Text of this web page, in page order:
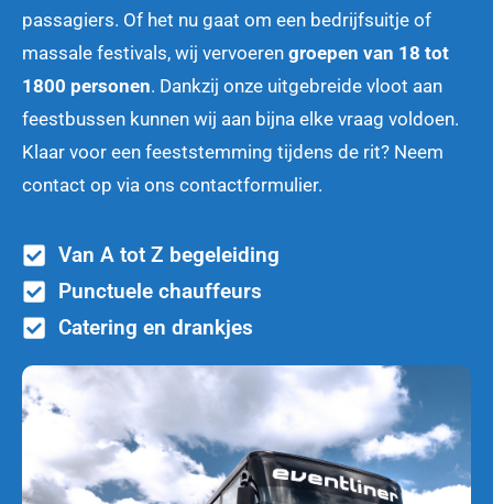
passagiers. Of het nu gaat om een bedrijfsuitje of
massale festivals, wij vervoeren groepen van 18 tot
1800 personen. Dankzij onze uitgebreide vloot aan
feestbussen kunnen wij aan bijna elke vraag voldoen.
Klaar voor een feeststemming tijdens de rit? Neem
contact op via ons contactformulier.
Van A tot Z begeleiding
Punctuele chauffeurs
Catering en drankjes